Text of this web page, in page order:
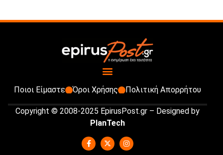
Ποιοι Είμαστε Όροι Χρήσης Πολιτική Απορρήτου
Copyright © 2008-2025 EpirusPost.gr – Designed by
PlanTech